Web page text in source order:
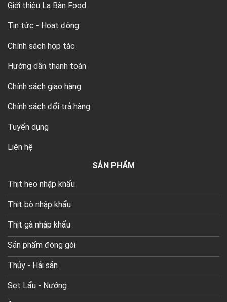
Giới thiệu La Bàn Food
Tin tức - Hoạt động
Chính sách hợp tác
Hướng dẫn thanh toán
Chính sách giao hàng
Chính sách đổi trả hàng
Tuyển dụng
Liên hệ
SẢN PHẨM
Thịt heo nhập khẩu
Thịt bò nhập khẩu
Thịt gà nhập khẩu
Sản phẩm đóng gói
Thủy - Hải sản
Set Lẩu - Nướng